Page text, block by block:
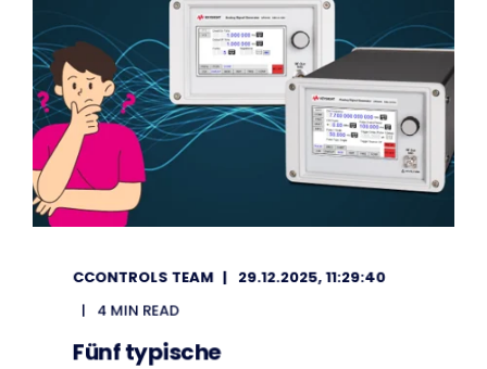
CCONTROLS TEAM
29.12.2025, 11:29:40
4 MIN READ
Fünf typische